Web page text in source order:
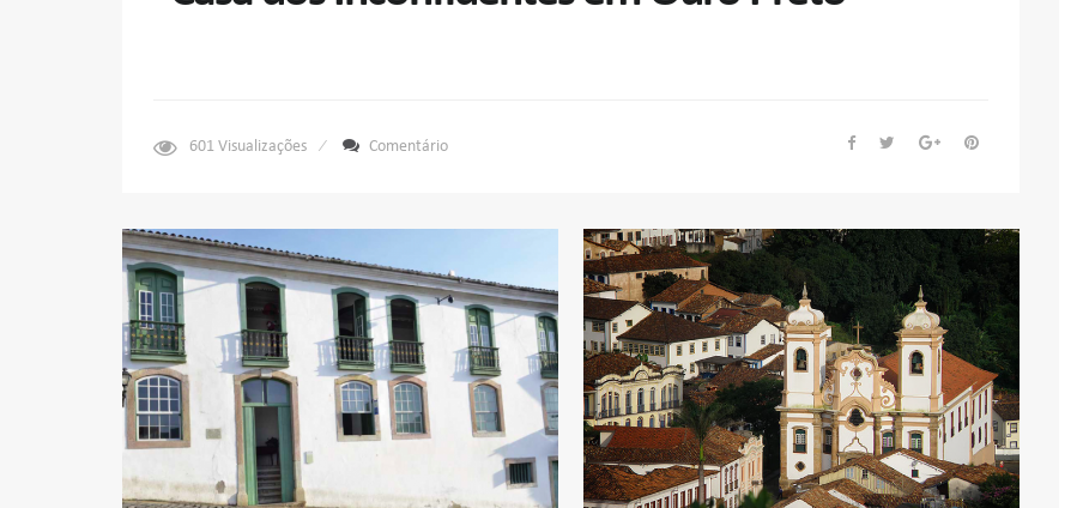
601Visualizações Comentário